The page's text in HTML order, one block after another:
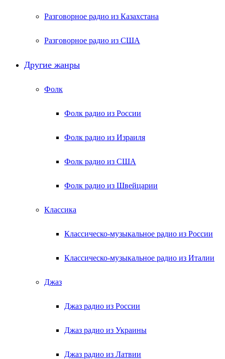
Разговорное радио из Казахстана
Разговорное радио из США
Другие жанры
Фолк
Фолк радио из России
Фолк радио из Израиля
Фолк радио из США
Фолк радио из Швейцарии
Классика
Классическо-музыкальное радио из России
Классическо-музыкальное радио из Италии
Джаз
Джаз радио из России
Джаз радио из Украины
Джаз радио из Латвии